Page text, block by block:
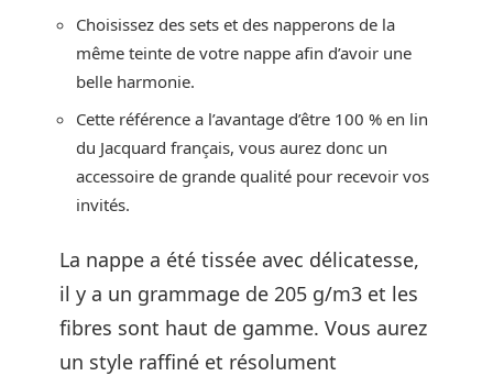
Choisissez des sets et des napperons de la
même teinte de votre nappe afin d’avoir une
belle harmonie.
Cette référence a l’avantage d’être 100 % en lin
du Jacquard français, vous aurez donc un
accessoire de grande qualité pour recevoir vos
invités.
La nappe a été tissée avec délicatesse,
il y a un grammage de 205 g/m3 et les
fibres sont haut de gamme. Vous aurez
un style raffiné et résolument